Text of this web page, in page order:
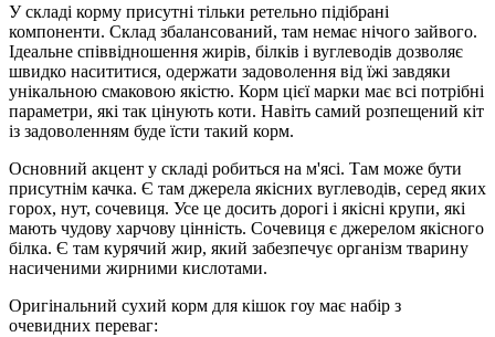
У складі корму присутні тільки ретельно підібрані
компоненти. Склад збалансований, там немає нічого зайвого.
Ідеальне співвідношення жирів, білків і вуглеводів дозволяє
швидко насититися, одержати задоволення від їжі завдяки
унікальною смаковою якістю. Корм цієї марки має всі потрібні
параметри, які так цінують коти. Навіть самий розпещений кіт
із задоволенням буде їсти такий корм.
Основний акцент у складі робиться на м'ясі. Там може бути
присутнім качка. Є там джерела якісних вуглеводів, серед яких
горох, нут, сочевиця. Усе це досить дорогі і якісні крупи, які
мають чудову харчову цінність. Сочевиця є джерелом якісного
білка. Є там курячий жир, який забезпечує організм тварину
насиченими жирними кислотами.
Оригінальний сухий корм для кішок гоу має набір з
очевидних переваг: